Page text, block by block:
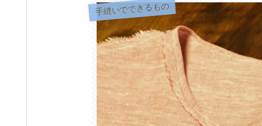
手縫いでできるもの